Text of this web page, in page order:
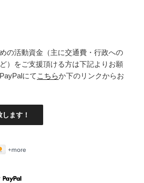
の活動資金（主に交通費・行政への
）をご支援頂ける方は下記よりお願
にて こちらか下のリンクからお